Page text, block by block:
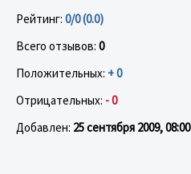
Рейтинг: 0/0 (0.0)
Всего отзывов: 0
Положительных: + 0
Отрицательных: - 0
Добавлен: 25 сентября 2009, 08:00